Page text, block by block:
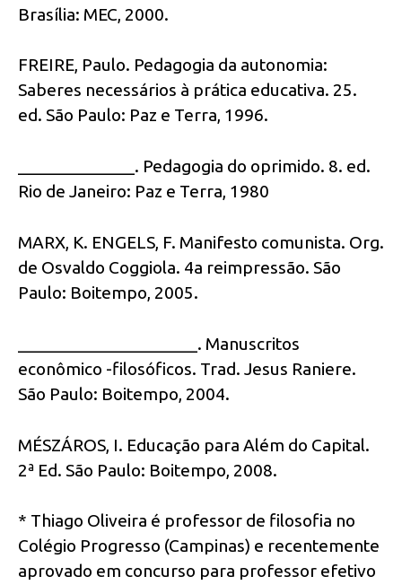
Brasília: MEC, 2000.
FREIRE, Paulo. Pedagogia da autonomia:
Saberes necessários à prática educativa. 25.
ed. São Paulo: Paz e Terra, 1996.
_____________. Pedagogia do oprimido. 8. ed.
Rio de Janeiro: Paz e Terra, 1980
MARX, K. ENGELS, F. Manifesto comunista. Org.
de Osvaldo Coggiola. 4a reimpressão. São
Paulo: Boitempo, 2005.
____________________. Manuscritos
econômico -filosóficos. Trad. Jesus Raniere.
São Paulo: Boitempo, 2004.
MÉSZÁROS, I. Educação para Além do Capital.
2ª Ed. São Paulo: Boitempo, 2008.
* Thiago Oliveira é professor de filosofia no
Colégio Progresso (Campinas) e recentemente
aprovado em concurso para professor efetivo